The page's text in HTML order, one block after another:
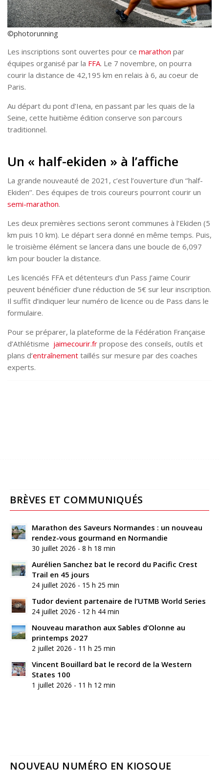
©photorunning
Les inscriptions sont ouvertes pour ce marathon par
équipes organisé par la FFA. Le 7 novembre, on pourra
courir la distance de 42,195 km en relais à 6, au coeur de
Paris.
Au départ du pont d’Iena, en passant par les quais de la
Seine, cette huitième édition conserve son parcours
traditionnel.
Un « half-ekiden » à l’affiche
La grande nouveauté de 2021, c’est l’ouverture d’un ‘’half-
Ekiden’’. Des équipes de trois coureurs pourront courir un
semi-marathon.
Les deux premières sections seront communes à l’Ekiden (5
km puis 10 km). Le départ sera donné en même temps. Puis,
le troisième élément se lancera dans une boucle de 6,097
km pour boucler la distance.
Les licenciés FFA et détenteurs d’un Pass J’aime Courir
peuvent bénéficier d’une réduction de 5€ sur leur inscription.
Il suffit d’indiquer leur numéro de licence ou de Pass dans le
formulaire.
Pour se préparer, la plateforme de la Fédération Française
d’Athlétisme jaimecourir.fr propose des conseils, outils et
plans d’entraînement taillés sur mesure par des coaches
experts.
BRÈVES ET COMMUNIQUÉS
Marathon des Saveurs Normandes : un nouveau
rendez-vous gourmand en Normandie
30 juillet 2026 - 8 h 18 min
Aurélien Sanchez bat le record du Pacific Crest
Trail en 45 jours
24 juillet 2026 - 15 h 25 min
Tudor devient partenaire de l’UTMB World Series
24 juillet 2026 - 12 h 44 min
Nouveau marathon aux Sables d’Olonne au
printemps 2027
2 juillet 2026 - 11 h 25 min
Vincent Bouillard bat le record de la Western
States 100
1 juillet 2026 - 11 h 12 min
NOUVEAU NUMÉRO EN KIOSQUE